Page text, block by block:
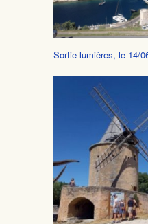
Sortie lumières, le 14/